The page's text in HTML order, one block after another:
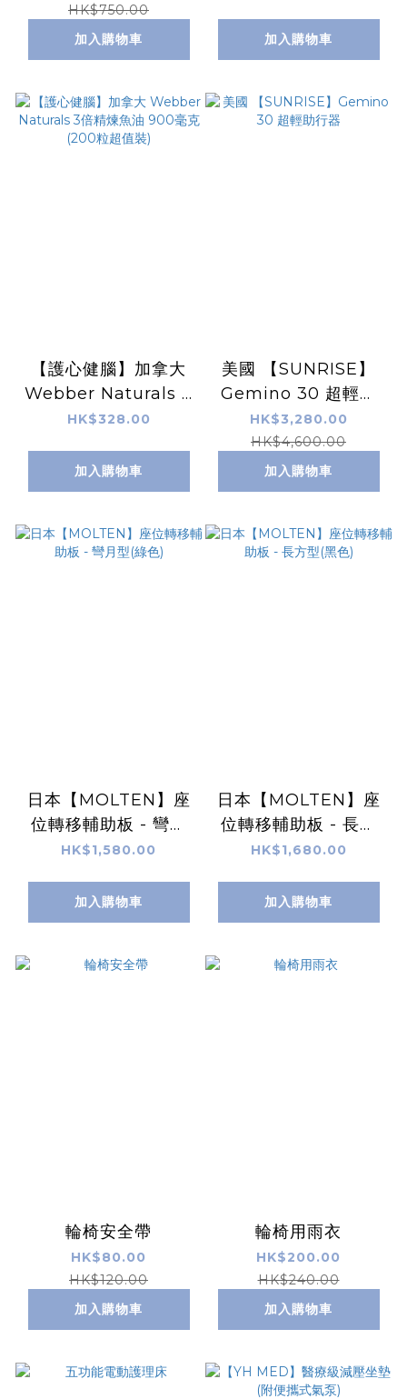
HK$750.00
加入購物車
加入購物車
【護心健腦】加拿大
Webber Naturals 3
倍精煉魚油 900毫克
HK$328.00
加入購物車
美國 【SUNRISE】
Gemino 30 超輕助
行器
HK$3,280.00
HK$4,600.00
加入購物車
日本【MOLTEN】座
位轉移輔助板 - 彎月
型(綠色)
HK$1,580.00
加入購物車
日本【MOLTEN】座
位轉移輔助板 - 長方
型(黑色)
HK$1,680.00
加入購物車
輪椅安全帶
HK$80.00
HK$120.00
加入購物車
輪椅用雨衣
HK$200.00
HK$240.00
加入購物車